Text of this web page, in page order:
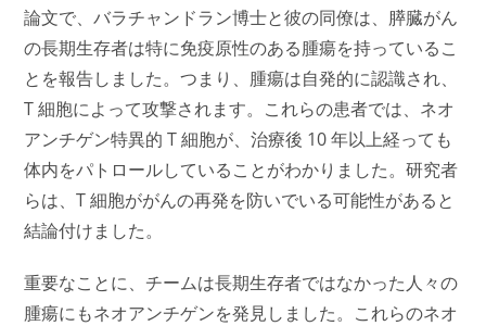
論文で、バラチャンドラン博士と彼の同僚は、膵臓がん
の長期生存者は特に免疫原性のある腫瘍を持っているこ
とを報告しました。つまり、腫瘍は自発的に認識され、
T 細胞によって攻撃されます。これらの患者では、ネオ
アンチゲン特異的 T 細胞が、治療後 10 年以上経っても
体内をパトロールしていることがわかりました。研究者
らは、T 細胞ががんの再発を防いでいる可能性があると
結論付けました。
重要なことに、チームは長期生存者ではなかった人々の
腫瘍にもネオアンチゲンを発見しました。これらのネオ